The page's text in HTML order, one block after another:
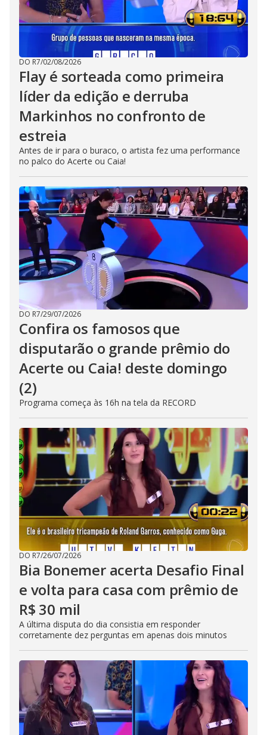
DO R7/02/08/2026
Flay é sorteada como primeira
líder da edição e derruba
Markinhos no confronto de
estreia
Antes de ir para o buraco, o artista fez uma performance
no palco do Acerte ou Caia!
DO R7/29/07/2026
Confira os famosos que
disputarão o grande prêmio do
Acerte ou Caia! deste domingo
(2)
Programa começa às 16h na tela da RECORD
DO R7/26/07/2026
Bia Bonemer acerta Desafio Final
e volta para casa com prêmio de
R$ 30 mil
A última disputa do dia consistia em responder
corretamente dez perguntas em apenas dois minutos